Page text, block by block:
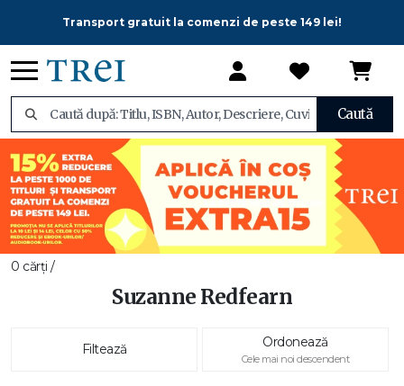
Transport gratuit la comenzi de peste 149 lei!
Caută
0 cărți /
Suzanne Redfearn
Filtează Ordonează
Cele mai noi descendent